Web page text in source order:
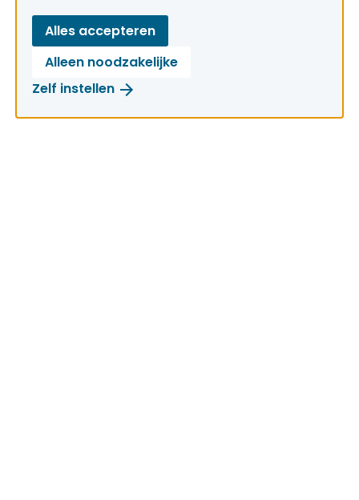
Alles accepteren
Alleen noodzakelijke
Zelf instellen